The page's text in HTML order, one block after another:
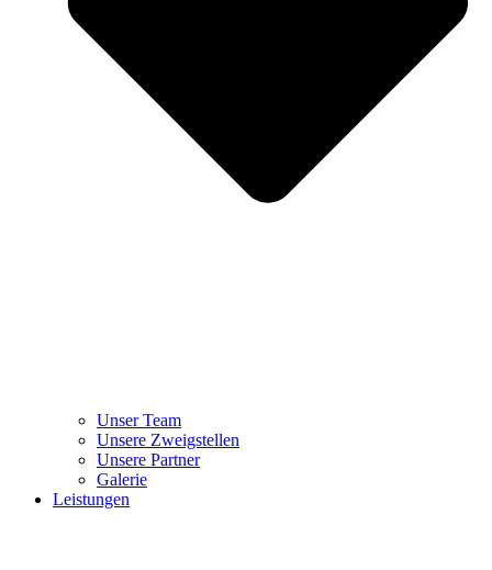
Unser Team
Unsere Zweigstellen
Unsere Partner
Galerie
Leistungen